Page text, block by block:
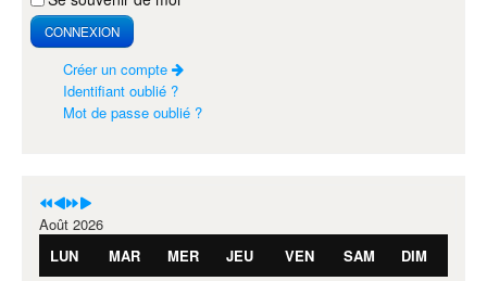
CONNEXION
Créer un compte
Identifiant oublié ?
Mot de passe oublié ?
Août 2026
LUN
MAR MER JEU VEN SAM
DIM